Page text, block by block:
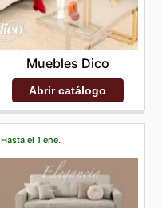
Muebles Dico
Abrir catálogo
Hasta el 1 ene.